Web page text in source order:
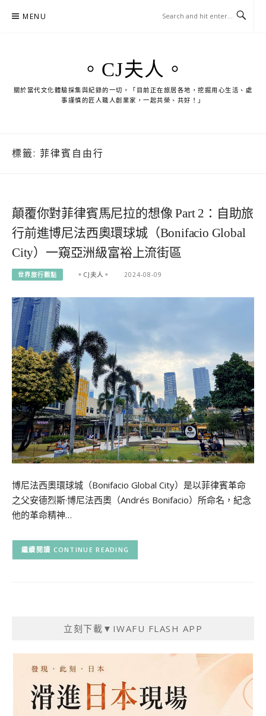
MENU
。CJ夫人。
關於當代文化體驗採集與紀錄的一切。「目前正在旅居各地，挖掘用心生活、處
事謹慎的匠人職人創業家，一起共榮、共好！」
標籤: 菲律賓自由行
顛覆你對菲律賓馬尼拉的想像 Part 2：自助旅
行前進博尼法西奧環球城（Bonifacio Global
City）一窺亞洲級富裕上流街區
世界旅行觀點 。CJ夫人。 2024-08-09
博尼法西奧環球城（Bonifacio Global City）是以菲律賓革命
之父安德烈斯·博尼法西奧（Andrés Bonifacio）所命名，紀念
他的革命精神…
CONTINUE READING
立刻下載▼IWAFU FLASH APP